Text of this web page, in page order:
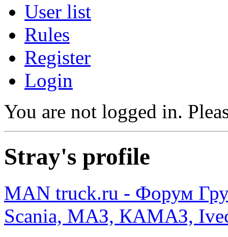
User list
Rules
Register
Login
You are not logged in.
Stray's profile
MAN truck.ru - Форум
Scania, МАЗ, КАМАЗ,